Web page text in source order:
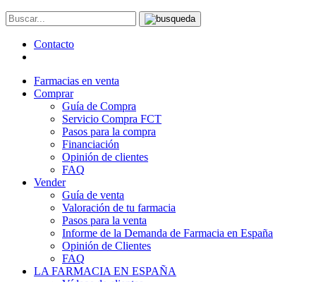
Contacto
Farmacias en venta
Comprar
Guía de Compra
Servicio Compra FCT
Pasos para la compra
Financiación
Opinión de clientes
FAQ
Vender
Guía de venta
Valoración de tu farmacia
Pasos para la venta
Informe de la Demanda de Farmacia en España
Opinión de Clientes
FAQ
LA FARMACIA EN ESPAÑA